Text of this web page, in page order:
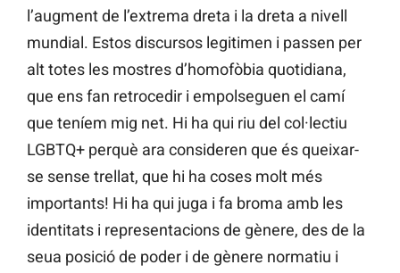
l’augment de l’extrema dreta i la dreta a nivell
mundial. Estos discursos legitimen i passen per
alt totes les mostres d’homofòbia quotidiana,
que ens fan retrocedir i empolseguen el camí
que teníem mig net. Hi ha qui riu del col·lectiu
LGBTQ+ perquè ara consideren que és queixar-
se sense trellat, que hi ha coses molt més
importants! Hi ha qui juga i fa broma amb les
identitats i representacions de gènere, des de la
seua posició de poder i de gènere normatiu i